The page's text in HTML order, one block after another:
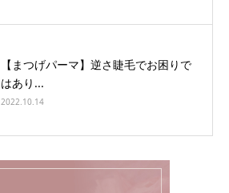
【まつげパーマ】逆さ睫毛でお困りで
はあり...
2022.10.14